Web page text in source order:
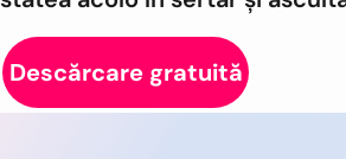
Descărcare gratuită